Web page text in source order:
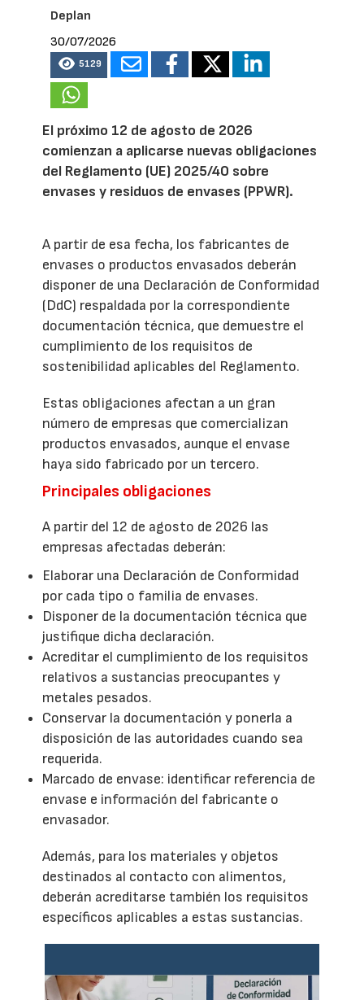
Deplan
30/07/2026
5129
El próximo 12 de agosto de 2026
comienzan a aplicarse nuevas obligaciones
del Reglamento (UE) 2025/40 sobre
envases y residuos de envases (PPWR).
A partir de esa fecha, los fabricantes de
envases o productos envasados deberán
disponer de una Declaración de Conformidad
(DdC) respaldada por la correspondiente
documentación técnica, que demuestre el
cumplimiento de los requisitos de
sostenibilidad aplicables del Reglamento.
Estas obligaciones afectan a un gran
número de empresas que comercializan
productos envasados, aunque el envase
haya sido fabricado por un tercero.
Principales obligaciones
A partir del 12 de agosto de 2026 las
empresas afectadas deberán:
Elaborar una Declaración de Conformidad
por cada tipo o familia de envases.
Disponer de la documentación técnica que
justifique dicha declaración.
Acreditar el cumplimiento de los requisitos
relativos a sustancias preocupantes y
metales pesados.
Conservar la documentación y ponerla a
disposición de las autoridades cuando sea
requerida.
Marcado de envase: identificar referencia de
envase e información del fabricante o
envasador.
Además, para los materiales y objetos
destinados al contacto con alimentos,
deberán acreditarse también los requisitos
específicos aplicables a estas sustancias.